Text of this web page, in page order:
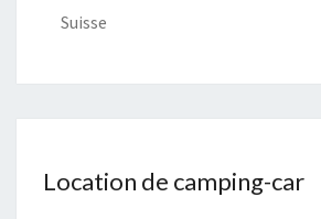
Suisse
Location de camping-car